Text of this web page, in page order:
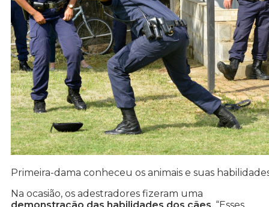
Primeira-dama conheceu os animais e suas
Na ocasião, os adestradores fizeram uma